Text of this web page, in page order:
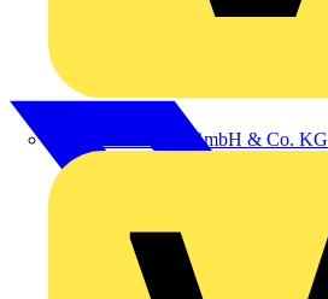
Alexander Bürkle GmbH & Co. KG